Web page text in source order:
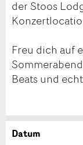
der Stoos
Freu dich auf
Beats und
Datum